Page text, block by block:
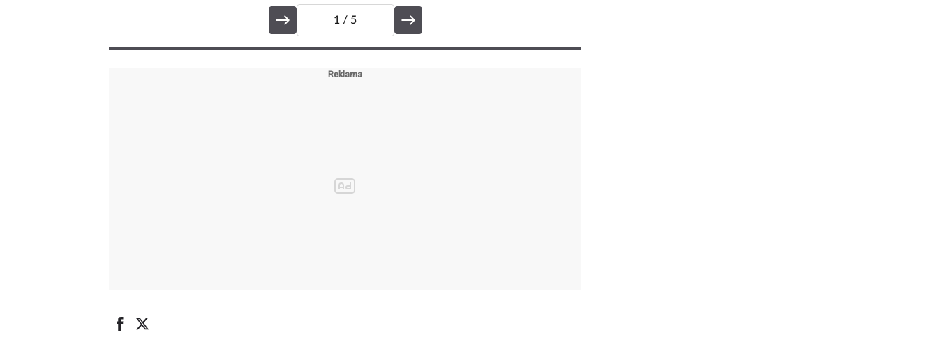
1 / 5